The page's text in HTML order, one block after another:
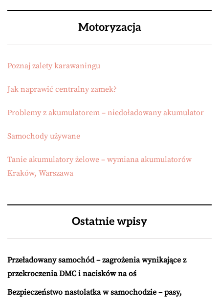
Motoryzacja
Poznaj zalety karawaningu
Jak naprawić centralny zamek?
Problemy z akumulatorem – niedoładowany akumulator
Samochody używane
Tanie akumulatory żelowe – wymiana akumulatorów
Kraków, Warszawa
Ostatnie wpisy
Przeładowany samochód – zagrożenia wynikające z
przekroczenia DMC i nacisków na oś
Bezpieczeństwo nastolatka w samochodzie – pasy,